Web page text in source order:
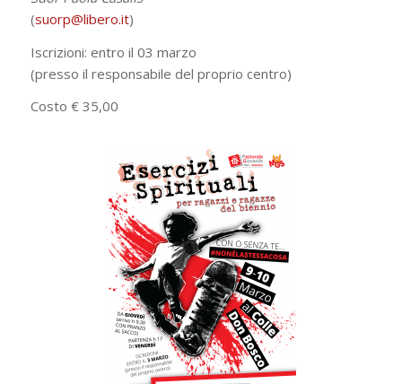
(suorp@libero.it)
Iscrizioni: entro il 03 marzo
(presso il responsabile del proprio centro)
Costo € 35,00